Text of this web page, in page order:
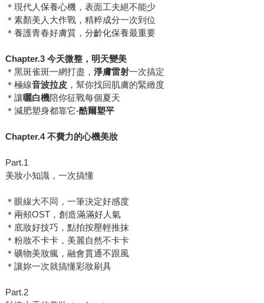
＊現代人保養心機，表面工夫絕不能少
＊素顏美人大作戰，精粹成分一次到位
＊養護青春好膚質，分齡化保養最重要
Chapter.3 今天微整，明天變美
＊黑斑雀斑一網打盡， 淨膚雷射一次搞定
＊極線音波拉皮，幫你找回肌膚的緊緻度
＊讓曬白機陪你征戰每個夏天
＊減肥塑身都靠它-酷爾塑平
Chapter.4不費力的心機美妝
Part.1
美妝小知識，一次搞懂
＊眼線大不同，一筆決定好感度
＊兩頰OST，創造滿滿好人氣
＊底妝好技巧，點拍按壓輕推抹
＊粉妝不卡卡，美麗自然不卡卡
＊礦物美妝瘋，融會貫通不跟風
＊讓妳一次就搞懂彩妝刷具
Part.2